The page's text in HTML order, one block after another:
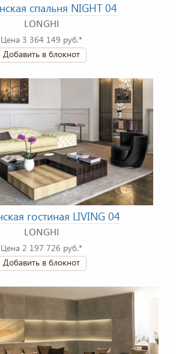
спальня NIGHT 04
LONGHI
Цена 3 364 149 руб.*
Добавить в блокнот
гостиная LIVING 04
LONGHI
Цена 2 197 726 руб.*
Добавить в блокнот